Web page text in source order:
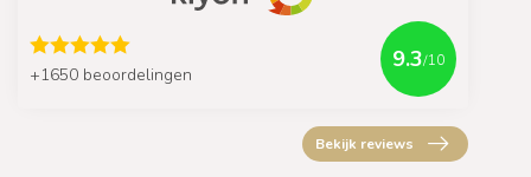
+1650 beoordelingen
9.3/10
Bekijk reviews